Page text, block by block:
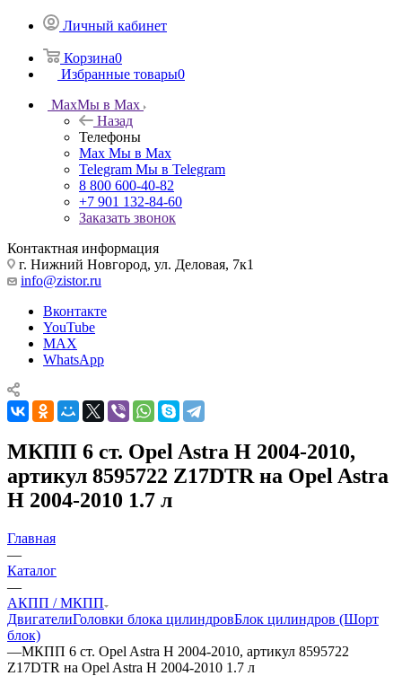
Личный кабинет
Корзина0
Избранные товары0
MaxМы в Max
Назад
Телефоны
Max Мы в Max
Telegram Мы в Telegram
8 800 600-40-82
+7 901 132-84-60
Заказать звонок
Контактная информация
г. Нижний Новгород, ул. Деловая, 7к1
info@zistor.ru
Вконтакте
YouTube
MAX
WhatsApp
МКПП 6 ст. Opel Astra H 2004-2010,
артикул 8595722 Z17DTR на Opel Astra
H 2004-2010 1.7 л
Главная
—
Каталог
—
АКПП / МКПП
ДвигателиГоловки блока цилиндровБлок цилиндров (Шорт
блок)
—МКПП 6 ст. Opel Astra H 2004-2010, артикул 8595722
Z17DTR на Opel Astra H 2004-2010 1.7 л